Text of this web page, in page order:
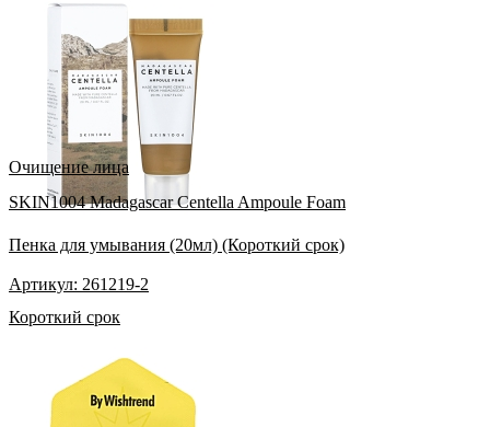
Очищение лица
SKIN1004 Madagascar Centella Ampoule Foam
Пенка для умывания (20мл) (Короткий срок)
Артикул: 261219-2
Короткий срок